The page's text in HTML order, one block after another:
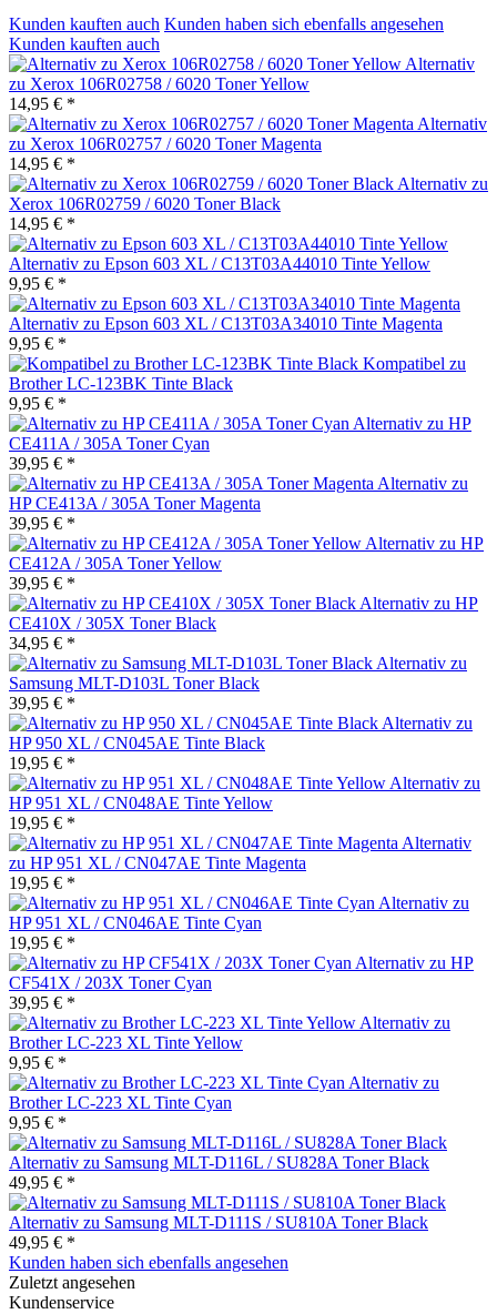
Kunden kauften auch Kunden haben sich ebenfalls angesehen
Kunden kauften auch
Alternativ
zu Xerox 106R02758 / 6020 Toner Yellow
14,95 € *
Alternativ
zu Xerox 106R02757 / 6020 Toner Magenta
14,95 € *
Alternativ zu
Xerox 106R02759 / 6020 Toner Black
14,95 € *
Alternativ zu Epson 603 XL / C13T03A44010 Tinte Yellow
9,95 € *
Alternativ zu Epson 603 XL / C13T03A34010 Tinte Magenta
9,95 € *
Kompatibel zu
Brother LC-123BK Tinte Black
9,95 € *
Alternativ zu HP
CE411A / 305A Toner Cyan
39,95 € *
Alternativ zu
HP CE413A / 305A Toner Magenta
39,95 € *
Alternativ zu HP
CE412A / 305A Toner Yellow
39,95 € *
Alternativ zu HP
CE410X / 305X Toner Black
34,95 € *
Alternativ zu
Samsung MLT-D103L Toner Black
39,95 € *
Alternativ zu
HP 950 XL / CN045AE Tinte Black
19,95 € *
Alternativ zu
HP 951 XL / CN048AE Tinte Yellow
19,95 € *
Alternativ
zu HP 951 XL / CN047AE Tinte Magenta
19,95 € *
Alternativ zu
HP 951 XL / CN046AE Tinte Cyan
19,95 € *
Alternativ zu HP
CF541X / 203X Toner Cyan
39,95 € *
Alternativ zu
Brother LC-223 XL Tinte Yellow
9,95 € *
Alternativ zu
Brother LC-223 XL Tinte Cyan
9,95 € *
Alternativ zu Samsung MLT-D116L / SU828A Toner Black
49,95 € *
Alternativ zu Samsung MLT-D111S / SU810A Toner Black
49,95 € *
Kunden haben sich ebenfalls angesehen
Zuletzt angesehen
Kundenservice